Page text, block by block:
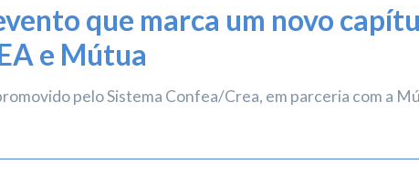
que marca um novo
e Mútua
pelo Sistema Confea/Crea, em parceria com a